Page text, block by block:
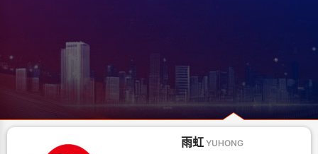
雨虹 YUHONG